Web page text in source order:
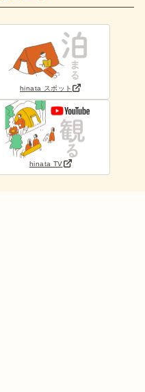
hinata スポット
hinata TV